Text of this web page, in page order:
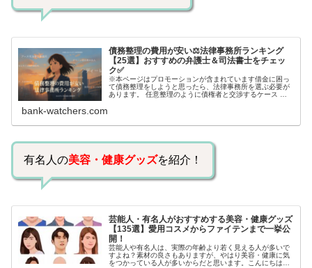
債務整理の費用が安い⚖️法律事務所ランキング
【25選】おすすめの弁護士＆司法書士をチェッ
ク✅
※本ページはプロモーションが含まれています借金に困っ
て債務整理をしようと思ったら、法律事務所を選ぶ必要が
あります。 任意整理のように債権者と交渉するケース 自
bank-watchers.com
有名人の美容・健康グッズを紹介！
芸能人・有名人がおすすめする美容・健康グッズ
【135選】愛用コスメからファイテンまで一挙公
開！
芸能人や有名人は、実際の年齢より若く見える人が多いで
すよね？素材の良さもありますが、やはり美容・健康に気
をつかっている人が多いからだと思います。こんにちは！